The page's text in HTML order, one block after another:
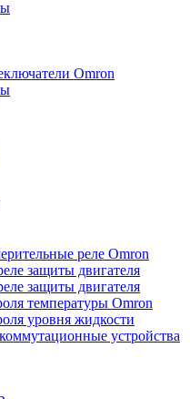
Omron
реле Omron
защиты двигателя
защиты двигателя
температуры Omron
уровня жидкости
устройства